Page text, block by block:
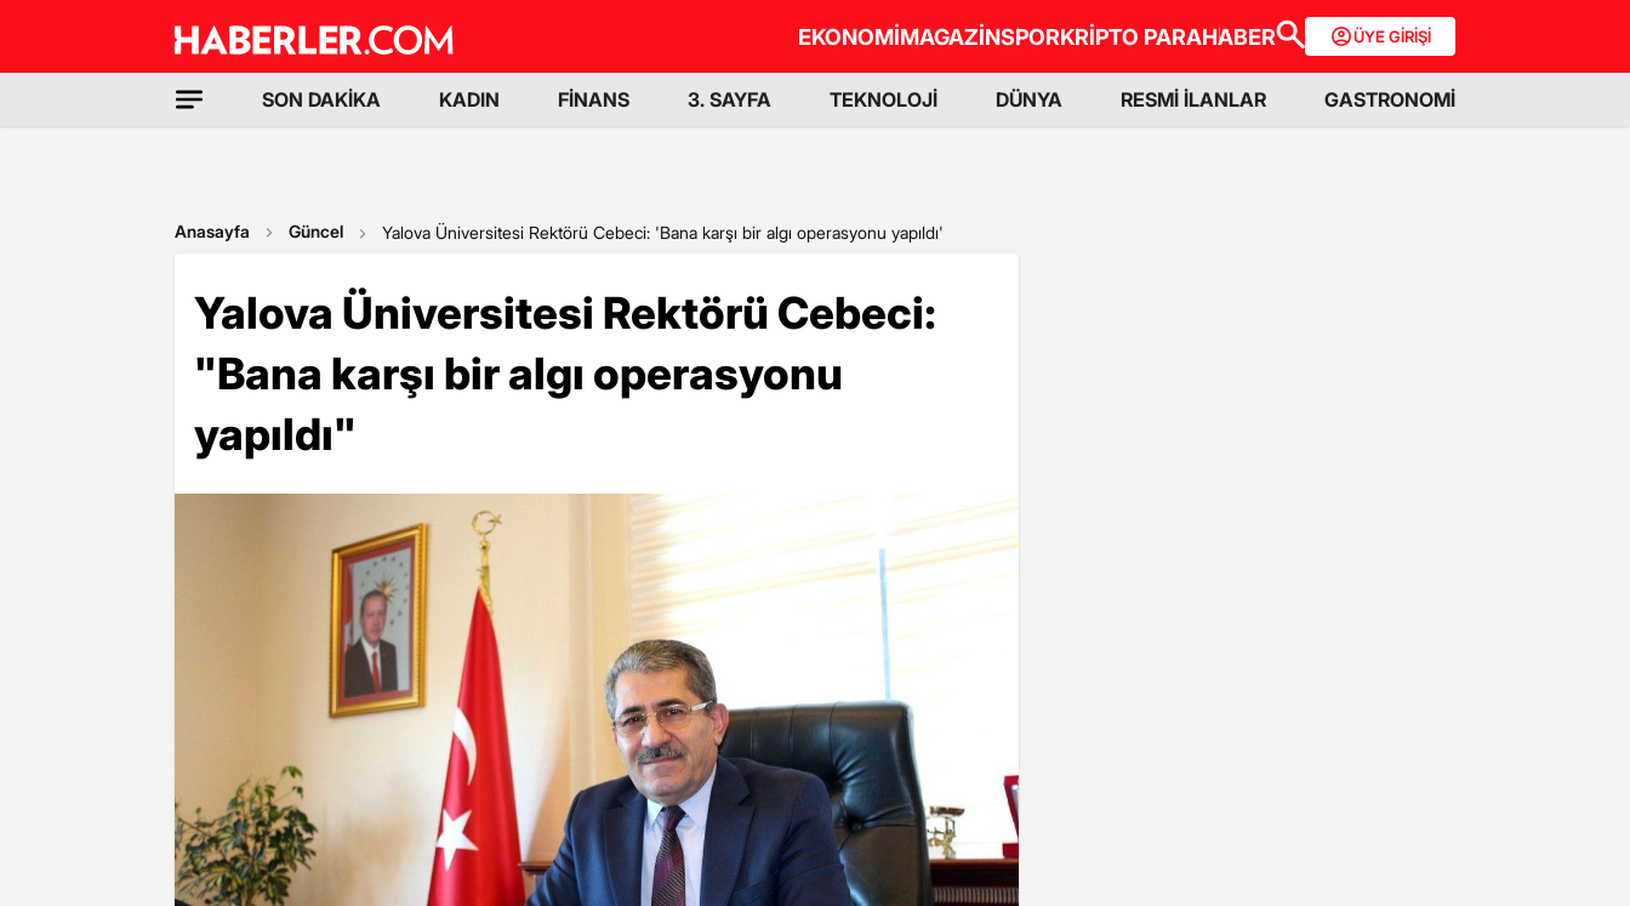
EKONOMİMAGAZİNSPORKRİPTO PARAHABER ÜYE GİRİŞİ
SON DAKİKA KADIN FİNANS 3. SAYFA TEKNOLOJİ DÜNYA RESMİ İLANLAR GASTRONOMİ
Anasayfa Güncel Yalova Üniversitesi Rektörü Cebeci: 'Bana karşı bir algı operasyonu yapıldı'
Yalova Üniversitesi Rektörü Cebeci:
"Bana karşı bir algı operasyonu
yapıldı"